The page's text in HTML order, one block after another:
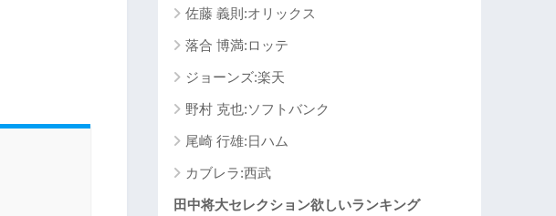
佐藤 義則:オリックス
落合 博満:ロッテ
ジョーンズ:楽天
野村 克也:ソフトバンク
尾崎 行雄:日ハム
カブレラ:西武
田中将大セレクション欲しいランキング